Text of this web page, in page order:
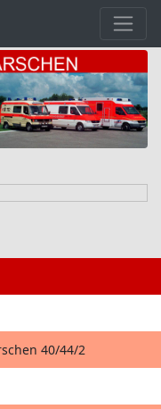
40/44/2